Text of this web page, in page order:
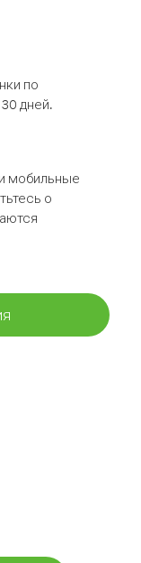
по
дней.
мобильные
о